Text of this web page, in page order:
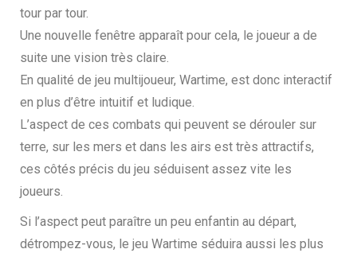
tour par tour.
Une nouvelle fenêtre apparaît pour cela, le joueur a de
suite une vision très claire.
En qualité de jeu multijoueur, Wartime, est donc interactif
en plus d’être intuitif et ludique.
L’aspect de ces combats qui peuvent se dérouler sur
terre, sur les mers et dans les airs est très attractifs,
ces côtés précis du jeu séduisent assez vite les
joueurs.
Si l’aspect peut paraître un peu enfantin au départ,
détrompez-vous, le jeu Wartime séduira aussi les plus